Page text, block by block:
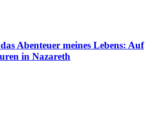
Abenteuer meines Lebens: Auf
in Nazareth